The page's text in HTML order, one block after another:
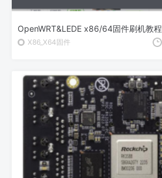
OpenWRT&LEDE x86/64固件刷机教程
X86_X64固件